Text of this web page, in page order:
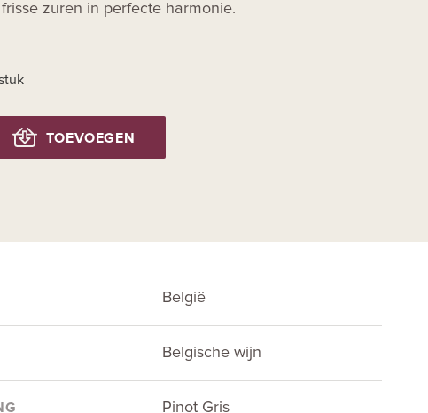
zuren in perfecte harmonie.
TOEVOEGEN
België
Belgische wijn
Pinot Gris